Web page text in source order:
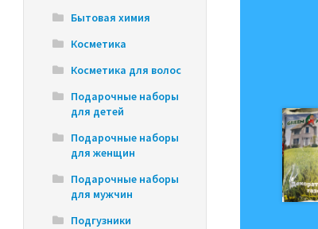
Бытовая химия
Косметика
Косметика для волос
Подарочные наборы
для детей
Подарочные наборы
для женщин
Подарочные наборы
для мужчин
Подгузники